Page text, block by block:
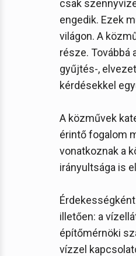
csak
engedik. Ezek
világon. A
része. Továbbá
gyűjtés-,
kérdésekkel
A közművek
érintő fogalom
vonatkoznak a
irányultsága is
illetően: a
építőmérnöki
vízzel